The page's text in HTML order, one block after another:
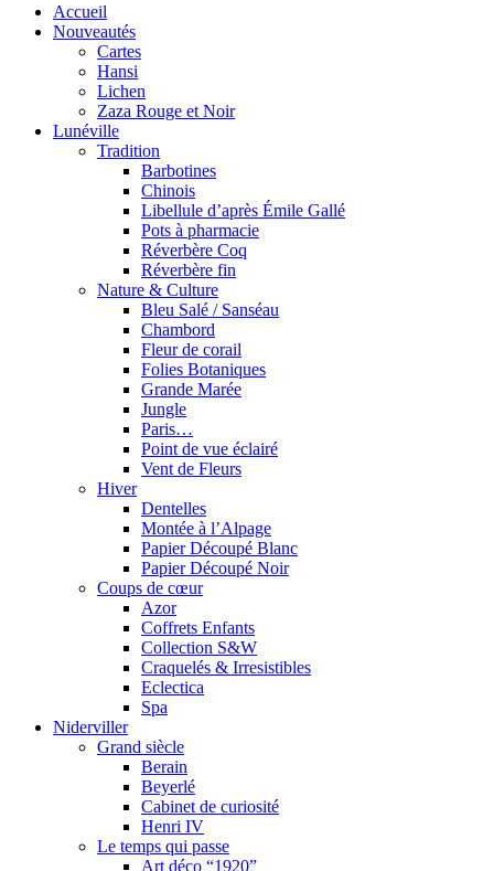
Accueil
Nouveautés
Cartes
Hansi
Lichen
Zaza Rouge et Noir
Lunéville
Tradition
Barbotines
Chinois
Libellule d’après Émile Gallé
Pots à pharmacie
Réverbère Coq
Réverbère fin
Nature & Culture
Bleu Salé / Sanséau
Chambord
Fleur de corail
Folies Botaniques
Grande Marée
Jungle
Paris…
Point de vue éclairé
Vent de Fleurs
Hiver
Dentelles
Montée à l’Alpage
Papier Découpé Blanc
Papier Découpé Noir
Coups de cœur
Azor
Coffrets Enfants
Collection S&W
Craquelés & Irresistibles
Eclectica
Spa
Niderviller
Grand siècle
Berain
Beyerlé
Cabinet de curiosité
Henri IV
Le temps qui passe
Art déco “1920”